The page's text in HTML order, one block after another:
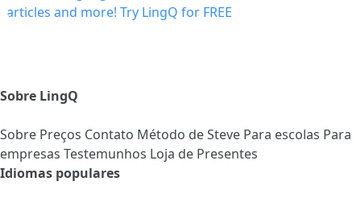
Sobre LingQ
Sobre Preços Contato Método de Steve Para escolas Para
empresas Testemunhos Loja de Presentes
Idiomas populares